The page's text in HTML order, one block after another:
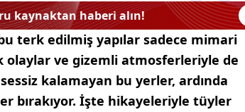
kaynaktan haberi alın!
terk edilmiş yapılar sadece mimari
olaylar ve gizemli atmosferleriyle de
kalamayan bu yerler, ardında
bırakıyor. İşte hikayeleriyle tüyler